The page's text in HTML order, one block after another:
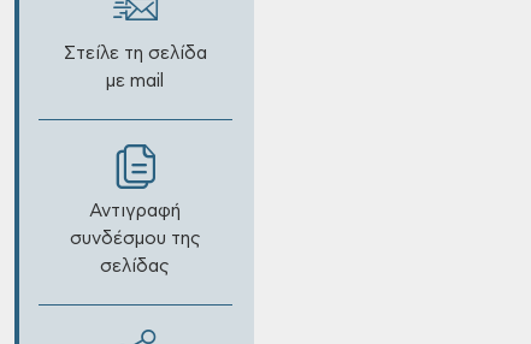
Στείλε τη σελίδα
με mail
Αντιγραφή
συνδέσμου της
σελίδας